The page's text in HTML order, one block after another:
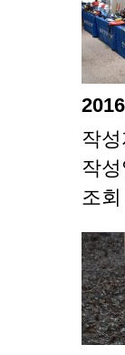
작
작성
조회